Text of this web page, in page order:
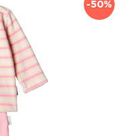
-50%